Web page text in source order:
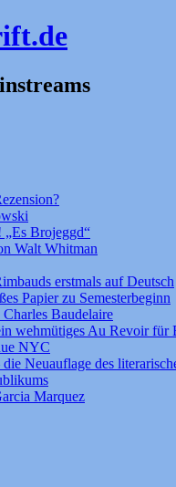
„Es Brojeggd“
Walt Whitman
erstmals auf Deutsch
Papier zu Semesterbeginn
Baudelaire
wehmütiges Au Revoir für
NYC
Neuauflage des
Marquez